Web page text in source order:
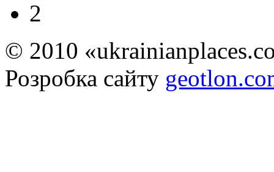
2
© 2010
Розробка сайту